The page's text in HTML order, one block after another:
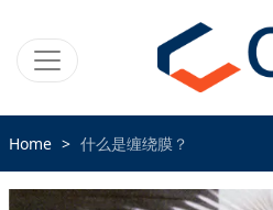
Home 什么是缠绕膜？